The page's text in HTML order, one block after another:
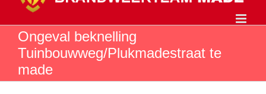
inhoudOngeval beknelling
Tuinbouwweg/Plukmadestraat te
made